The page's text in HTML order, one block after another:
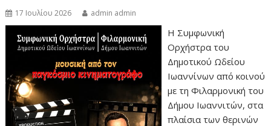
17 Ιουλίου 2026 admin admin
Η Συμφωνική
Ορχήστρα του
Δημοτικού Ωδείου
Ιωαννίνων από κοινού
με τη Φιλαρμονική του
Δήμου Ιωαννιτών, στα
πλαίσια των θερινών